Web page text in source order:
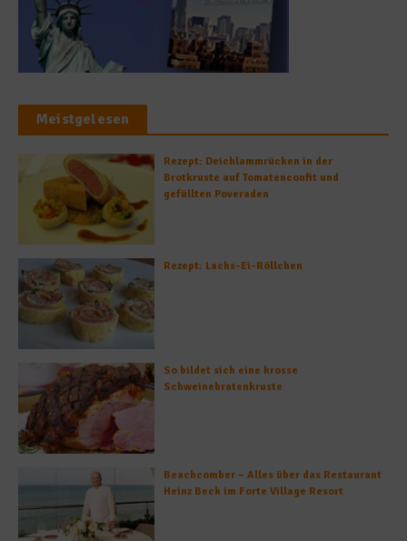
Meistgelesen
Rezept: Deichlammrücken in der
Brotkruste auf Tomatenconfit und
gefüllten Poveraden
Rezept: Lachs-Ei-Röllchen
So bildet sich eine krosse
Schweinebratenkruste
Beachcomber – Alles über das Restaurant
Heinz Beck im Forte Village Resort